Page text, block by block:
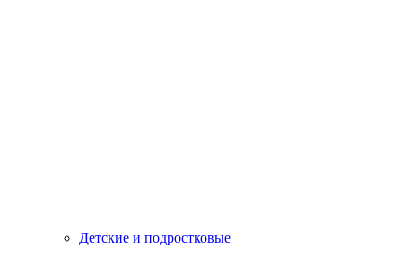
Детские и подростковые